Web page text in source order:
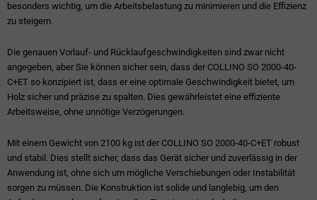
besonders wichtig, um die Arbeitsbelastung zu minimieren und die Effizienz
zu steigern.
Die genauen Vorlauf- und Rücklaufgeschwindigkeiten sind zwar nicht
angegeben, aber Sie können sicher sein, dass der COLLINO SO 2000-40-
C+ET so konzipiert ist, dass er eine optimale Geschwindigkeit bietet, um
Holz sicher und präzise zu spalten. Dies gewährleistet eine effiziente
Arbeitsweise, ohne unnötige Verzögerungen.
Mit einem Gewicht von 2100 kg ist der COLLINO SO 2000-40-C+ET robust
und stabil. Dies stellt sicher, dass das Gerät sicher und zuverlässig in der
Anwendung ist, ohne sich um mögliche Verschiebungen oder Instabilität
sorgen zu müssen. Die Konstruktion ist solide und langlebig, um den